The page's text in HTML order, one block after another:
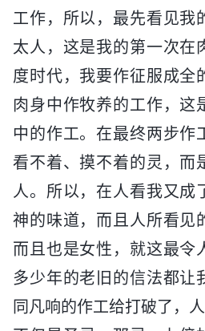
工作，所以，最先看见我
太人，这是我的第一次在
度时代，我要作征服成全
肉身中作牧养的工作，这
中的作工。在最终两步作
看不着、摸不着的灵，而
人。所以，在人看我又成
神的味道，而且人所看见
而且也是女性，就这最令
多少年的老旧的信法都让
同凡响的作工给打破了，